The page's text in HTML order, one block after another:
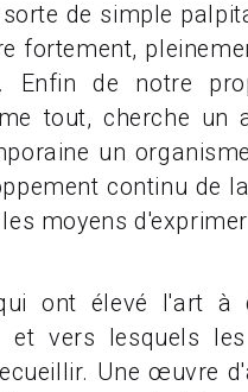
de simple
fortement,
de notre
tout, cherche un
un
continu de
moyens
ont élevé l'art à
et vers lesquels
Une œuvre